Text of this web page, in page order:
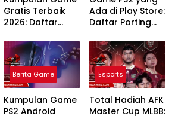
Gratis Terbaik
2026: Daftar
Perlu Langganan
Mahal
Ada di Play Store:
Daftar Porting
Panduan
Mainnya
Berita Game
Kumpulan Game
PS2 Android
Esports
Total Hadiah AFK
Master Cup MLBB: